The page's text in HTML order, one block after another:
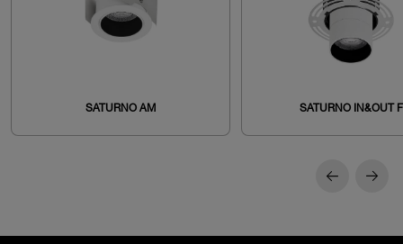
SATURNO AM SATURNO IN&OUT F